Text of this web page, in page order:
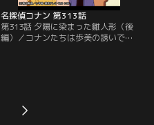
名探偵コナン 第313話
第313話 夕陽に染まった雛人形（後
編）／コナンたちは歩美の誘いで、
ナンは歩美の「階段…」という言葉
でついに事件の謎を解き明かすが、